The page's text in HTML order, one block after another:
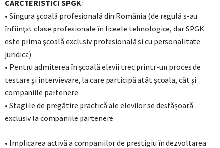
CARCTERISTICI SPGK:
• Singura şcoală profesională din România (de regulă s-au
înfiinţat clase profesionale în liceele tehnologice, dar SPGK
este prima şcoală exclusiv profesională si cu personalitate
juridica)
• Pentru admiterea în şcoală elevii trec printr-un proces de
testare şi intervievare, la care participă atât şcoala, cât şi
companiile partenere
• Stagiile de pregătire practică ale elevilor se desfăşoară
exclusiv la companiile partenere
• Implicarea activă a companiilor de prestigiu în dezvoltarea